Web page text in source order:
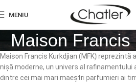
MENIU
Maison Francis
Maison Francis Kurkdjian (MFK) reprezintă
nișă moderne, un univers al rafinamentului
dintre cei mai mari maeștri parfumieri ai